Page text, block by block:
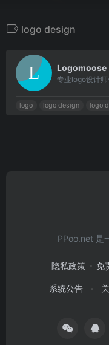
logo design
Logomoose
专业logo设计
logo logo design logo
PPoo.net 是
隐私政策 免
系统公告